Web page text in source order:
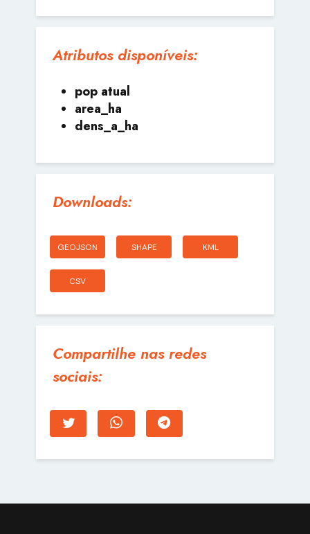
Atributos disponíveis:
pop atual
area_ha
dens_a_ha
Downloads:
GEOJSON SHAPE KML
CSV
Compartilhe nas redes
sociais: